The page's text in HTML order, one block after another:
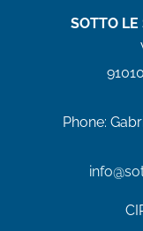
SOTTO LE
Phone: